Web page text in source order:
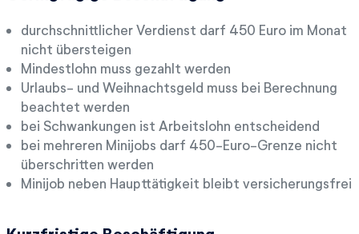
durchschnittlicher Verdienst darf 450 Euro im Monat
nicht übersteigen
Mindestlohn muss gezahlt werden
Urlaubs- und Weihnachtsgeld muss bei Berechnung
beachtet werden
bei Schwankungen ist Arbeitslohn entscheidend
bei mehreren Minijobs darf 450-Euro-Grenze nicht
überschritten werden
Minijob neben Haupttätigkeit bleibt versicherungsfrei